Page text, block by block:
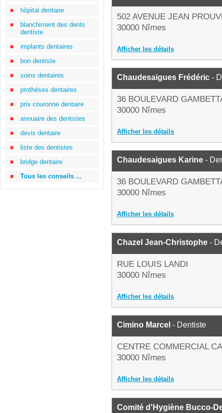
hôpital dentaire
blanchiment des dents
dentiste
implants dentaires
bon dentiste
soins dentaires
prothèses dentaires
prix couronne dentaire
annuaire des dentistes
devis dentaire
liste des dentistes
bridge dentaire
Tous les conseils ...
502 AVENUE JEAN
30000 Nîmes
Afficher les détails
Chaudesaigues Frédéric -
36 BOULEVARD
30000 Nîmes
Afficher les détails
Chaudesaigues Karine -
36 BOULEVARD
30000 Nîmes
Afficher les détails
Chazel Jean-Christophe -
RUE LOUIS LANDI
30000 Nîmes
Afficher les détails
Cimino Marcel - Dentiste
CENTRE COMMERCIAL
30000 Nîmes
Afficher les détails
Comité d'Hygiène Bucco-